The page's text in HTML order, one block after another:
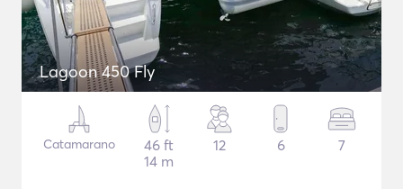
Lagoon 450 Fly
Catamarano
46 ft
14 m
12 6 7